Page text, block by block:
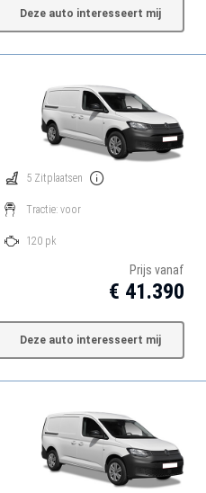
Deze auto interesseert mij
5 Zitplaatsen
Tractie: voor
120 pk
Prijs vanaf
€ 41.390
Deze auto interesseert mij